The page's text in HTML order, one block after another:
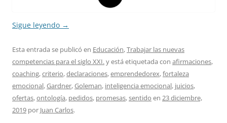
Sigue leyendo →
Esta entrada se publicó en Educación,Trabajar las nuevas
competencias para el siglo XXI.y está etiquetada con afirmaciones,
coaching,criterio,declaraciones,emprendedorex,fortaleza
emocional,Gardner,Goleman, inteligencia emocional, juicios,
ofertas,ontología, pedidos, promesas,sentido en 23 diciembre,
2019 por Juan Carlos.